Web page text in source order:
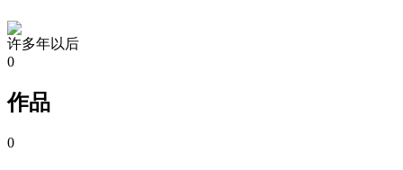
许多年以后
0
作品
0